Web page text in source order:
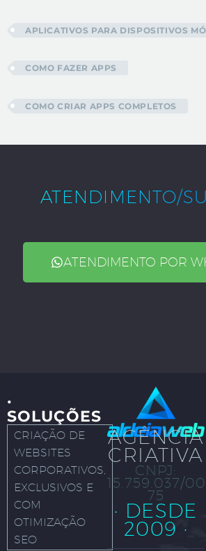
APLICATIVOS PARA DISPOSITIVOS
COMO FAZER APPS
COMO CRIAR APPS COMPLETOS
ATENDIMENTO/
ATENDIMENTO POR
·
SOLUÇÕES
CRIAÇÃO DE
WEBSITES
CORPORATIVOS,
EXCLUSIVOS E
COM
OTIMIZAÇÃO
SEO
AGÊNCIA
CRIATIVA
CNPJ:
15.759.037/
75
· DESDE
2009 ·